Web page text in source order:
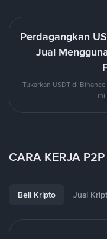
Perdagangkan
Jual
Tukarkan USDT di
ini
CARA KERJA P2P
Beli Kripto Jual